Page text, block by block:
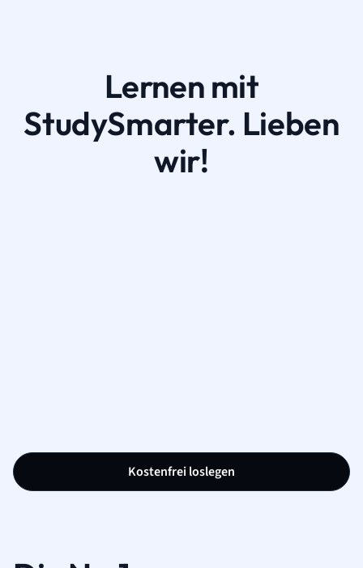
Lernen mit
StudySmarter. Lieben
wir!
Kostenfrei loslegen